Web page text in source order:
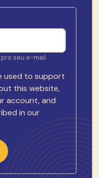
seu e-mail.
used to support
this website,
account, and
in our